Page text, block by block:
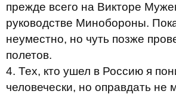
прежде всего на Викторе
руководстве Минобороны.
неуместно, но чуть позже
полетов.
4. Тех, кто ушел в Россию я
человечески, но оправдать не